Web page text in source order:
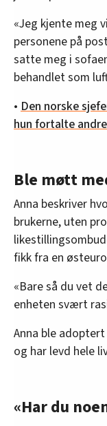
«Jeg kjente meg
personene på
satte meg i
behandlet som
• Den norske
hun fortalte
Ble møtt
Anna beskriver
brukerne, uten
fikk fra en
«Bare så du vet
enheten svært
Anna ble
og har levd hele
«Har du